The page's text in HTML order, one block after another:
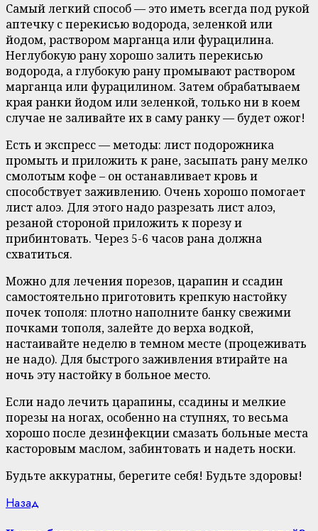
Самый легкий способ — это иметь всегда под рукой
аптечку с перекисью водорода, зеленкой или
йодом, раствором марганца или фурацилина.
Неглубокую рану хорошо залить перекисью
водорода, а глубокую рану промывают раствором
марганца или фурацилином. Затем обрабатываем
края ранки йодом или зеленкой, только ни в коем
случае не заливайте их в саму ранку — будет ожог!
Есть и экспресс — методы: лист подорожника
промыть и приложить к ране, засыпать рану мелко
смолотым кофе – он останавливает кровь и
способствует заживлению. Очень хорошо помогает
лист алоэ. Для этого надо разрезать лист алоэ,
резаной стороной приложить к порезу и
прибинтовать. Через 5-6 часов рана должна
схватиться.
Можно для лечения порезов, царапин и ссадин
самостоятельно приготовить крепкую настойку
почек тополя: плотно наполните банку свежими
почками тополя, залейте до верха водкой,
настаивайте неделю в темном месте (процеживать
не надо). Для быстрого заживления втирайте на
ночь эту настойку в больное место.
Если надо лечить царапины, ссадины и мелкие
порезы на ногах, особенно на ступнях, то весьма
хорошо после дезинфекции смазать больные места
касторовым маслом, забинтовать и надеть носки.
Будьте аккуратны, берегите себя! Будьте здоровы!
Continue
Назад